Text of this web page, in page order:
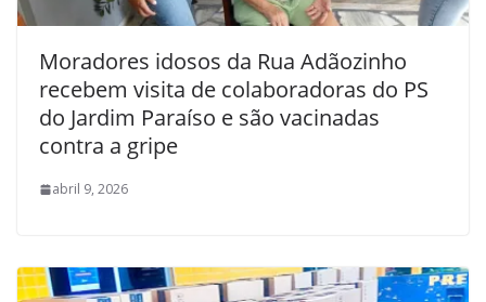
Moradores idosos da Rua Adãozinho
recebem visita de colaboradoras do PS
do Jardim Paraíso e são vacinadas
contra a gripe
abril 9, 2026